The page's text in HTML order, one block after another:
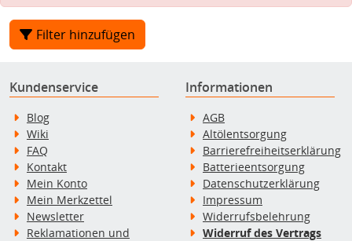
Filter hinzufügen
Kundenservice
Blog
Wiki
FAQ
Kontakt
Mein Konto
Mein Merkzettel
Newsletter
Reklamationen und
Informationen
AGB
Altölentsorgung
Barrierefreiheitserklärung
Batterieentsorgung
Datenschutzerklärung
Impressum
Widerrufsbelehrung
Widerruf des Vertrags